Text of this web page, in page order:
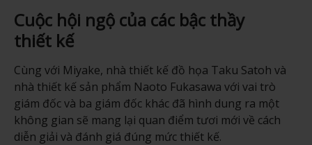
Cuộc hội ngộ của các bậc thầy
thiết kế
Cùng với Miyake, nhà thiết kế đồ họa Taku Satoh và
nhà thiết kế sản phẩm Naoto Fukasawa với vai trò
giám đốc và ba giám đốc khác đã hình dung ra một
không gian sẽ mang lại quan điểm tươi mới về cách
diễn giải và đánh giá đúng mức thiết kế.